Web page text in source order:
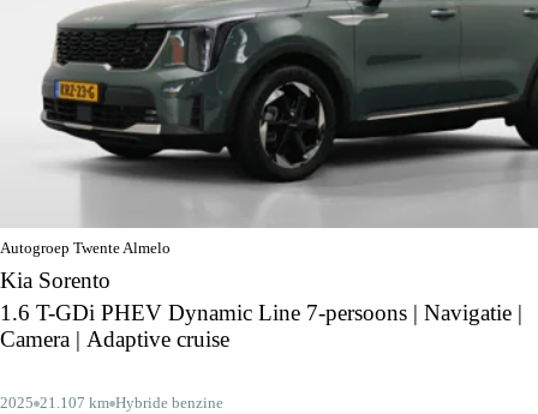
Autogroep Twente Almelo
Kia Sorento
1.6 T-GDi PHEV Dynamic Line 7-persoons | Navigatie |
Camera | Adaptive cruise
2025 21.107 km Hybride benzine